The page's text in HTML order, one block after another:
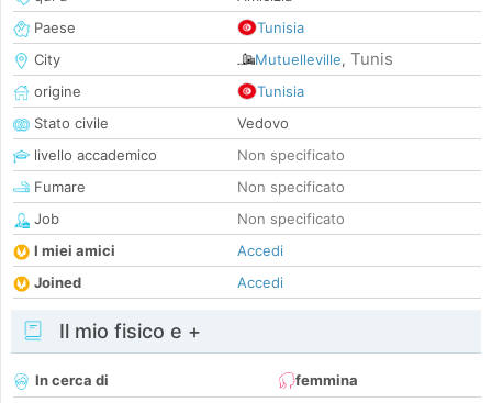
Paese
Tunisia
City
Mutuelleville, Tunis
origine
Tunisia
Stato civile
Vedovo
livello accademico
Non specificato
Fumare
Non specificato
Job
Non specificato
I miei amici
Accedi
Joined
Accedi
Il mio fisico e +
In cerca di
femmina